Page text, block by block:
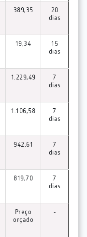
389,35
20
dias
19,34
15
dias
1.229,49
7
dias
1.106,58
7
dias
942,61
7
dias
819,70
7
dias
Preço
orçado
-